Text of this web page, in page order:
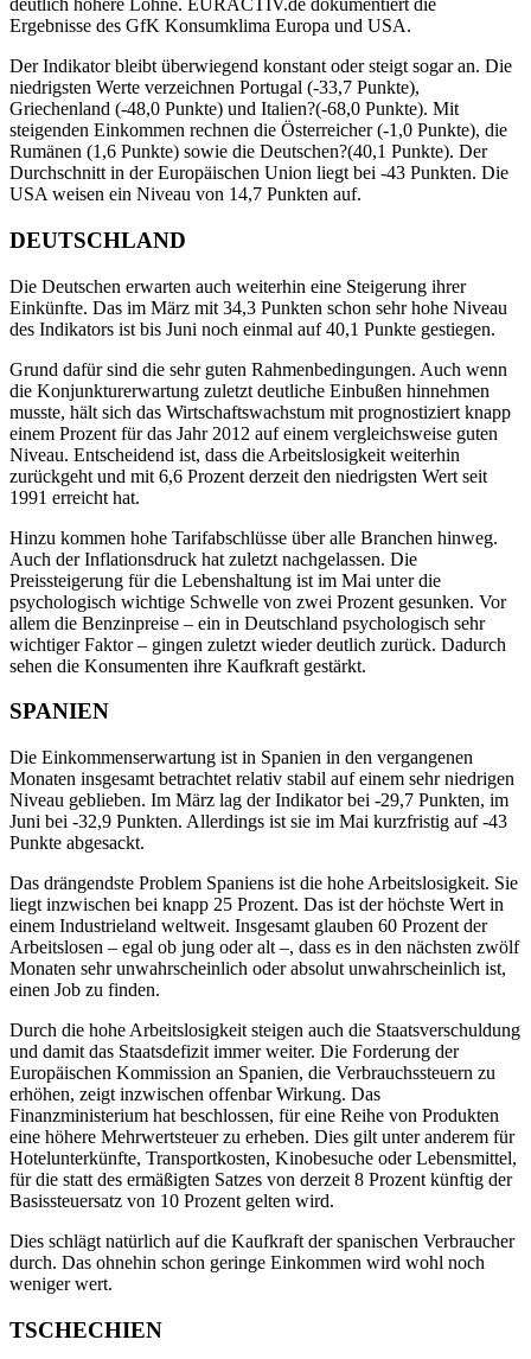
deutlich höhere Löhne. EURACTIV.de dokumentiert die
Ergebnisse des GfK Konsumklima Europa und USA.
Der Indikator bleibt überwiegend konstant oder steigt sogar an. Die
niedrigsten Werte verzeichnen Portugal (-33,7 Punkte),
Griechenland (-48,0 Punkte) und Italien?(-68,0 Punkte). Mit
steigenden Einkommen rechnen die Österreicher (-1,0 Punkte), die
Rumänen (1,6 Punkte) sowie die Deutschen?(40,1 Punkte). Der
Durchschnitt in der Europäischen Union liegt bei -43 Punkten. Die
USA weisen ein Niveau von 14,7 Punkten auf.
DEUTSCHLAND
Die Deutschen erwarten auch weiterhin eine Steigerung ihrer
Einkünfte. Das im März mit 34,3 Punkten schon sehr hohe Niveau
des Indikators ist bis Juni noch einmal auf 40,1 Punkte gestiegen.
Grund dafür sind die sehr guten Rahmenbedingungen. Auch wenn
die Konjunkturerwartung zuletzt deutliche Einbußen hinnehmen
musste, hält sich das Wirtschaftswachstum mit prognostiziert knapp
einem Prozent für das Jahr 2012 auf einem vergleichsweise guten
Niveau. Entscheidend ist, dass die Arbeitslosigkeit weiterhin
zurückgeht und mit 6,6 Prozent derzeit den niedrigsten Wert seit
1991 erreicht hat.
Hinzu kommen hohe Tarifabschlüsse über alle Branchen hinweg.
Auch der Inflationsdruck hat zuletzt nachgelassen. Die
Preissteigerung für die Lebenshaltung ist im Mai unter die
psychologisch wichtige Schwelle von zwei Prozent gesunken. Vor
allem die Benzinpreise – ein in Deutschland psychologisch sehr
wichtiger Faktor – gingen zuletzt wieder deutlich zurück. Dadurch
sehen die Konsumenten ihre Kaufkraft gestärkt.
SPANIEN
Die Einkommenserwartung ist in Spanien in den vergangenen
Monaten insgesamt betrachtet relativ stabil auf einem sehr niedrigen
Niveau geblieben. Im März lag der Indikator bei -29,7 Punkten, im
Juni bei -32,9 Punkten. Allerdings ist sie im Mai kurzfristig auf -43
Punkte abgesackt.
Das drängendste Problem Spaniens ist die hohe Arbeitslosigkeit. Sie
liegt inzwischen bei knapp 25 Prozent. Das ist der höchste Wert in
einem Industrieland weltweit. Insgesamt glauben 60 Prozent der
Arbeitslosen – egal ob jung oder alt –, dass es in den nächsten zwölf
Monaten sehr unwahrscheinlich oder absolut unwahrscheinlich ist,
einen Job zu finden.
Durch die hohe Arbeitslosigkeit steigen auch die Staatsverschuldung
und damit das Staatsdefizit immer weiter. Die Forderung der
Europäischen Kommission an Spanien, die Verbrauchssteuern zu
erhöhen, zeigt inzwischen offenbar Wirkung. Das
Finanzministerium hat beschlossen, für eine Reihe von Produkten
eine höhere Mehrwertsteuer zu erheben. Dies gilt unter anderem für
Hotelunterkünfte, Transportkosten, Kinobesuche oder Lebensmittel,
für die statt des ermäßigten Satzes von derzeit 8 Prozent künftig der
Basissteuersatz von 10 Prozent gelten wird.
Dies schlägt natürlich auf die Kaufkraft der spanischen Verbraucher
durch. Das ohnehin schon geringe Einkommen wird wohl noch
weniger wert.
TSCHECHIEN